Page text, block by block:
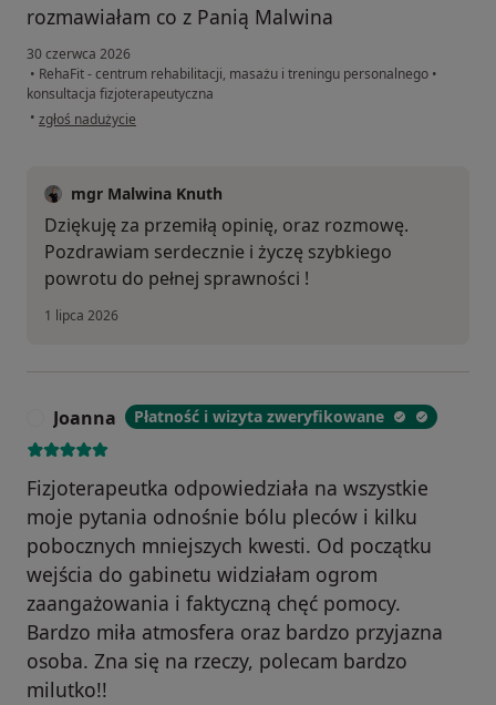
rozmawiałam co z Panią Malwina
30 czerwca 2026
• RehaFit - centrum rehabilitacji, masażu i treningu personalnego •
konsultacja fizjoterapeutyczna
• w opinii użytkownika Monika B
zgłoś nadużycie
mgr Malwina Knuth
Dziękuję za przemiłą opinię, oraz rozmowę.
Pozdrawiam serdecznie i życzę szybkiego
powrotu do pełnej sprawności !
1 lipca 2026
Joanna Płatność i wizyta zweryfikowane
Fizjoterapeutka odpowiedziała na wszystkie
moje pytania odnośnie bólu pleców i kilku
pobocznych mniejszych kwesti. Od początku
wejścia do gabinetu widziałam ogrom
zaangażowania i faktyczną chęć pomocy.
Bardzo miła atmosfera oraz bardzo przyjazna
osoba. Zna się na rzeczy, polecam bardzo
milutko!!